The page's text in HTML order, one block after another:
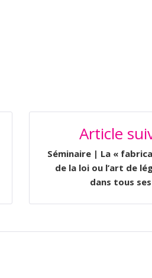
Article
Séminaire | La «
de la loi ou l’art de
dans tous